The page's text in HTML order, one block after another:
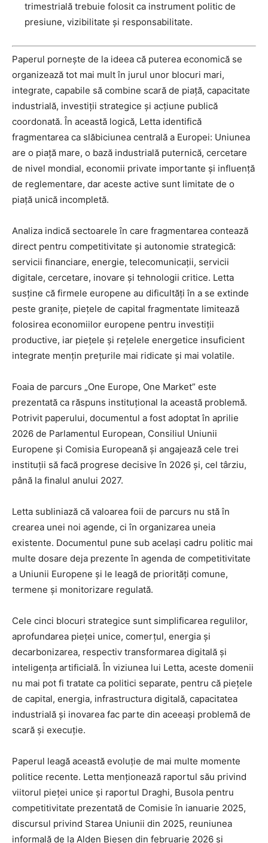
trimestrială trebuie folosit ca instrument politic de
presiune, vizibilitate și responsabilitate.
Paperul pornește de la ideea că puterea economică se
organizează tot mai mult în jurul unor blocuri mari,
integrate, capabile să combine scară de piață, capacitate
industrială, investiții strategice și acțiune publică
coordonată. În această logică, Letta identifică
fragmentarea ca slăbiciunea centrală a Europei: Uniunea
are o piață mare, o bază industrială puternică, cercetare
de nivel mondial, economii private importante și influență
de reglementare, dar aceste active sunt limitate de o
piață unică incompletă.
Analiza indică sectoarele în care fragmentarea contează
direct pentru competitivitate și autonomie strategică:
servicii financiare, energie, telecomunicații, servicii
digitale, cercetare, inovare și tehnologii critice. Letta
susține că firmele europene au dificultăți în a se extinde
peste granițe, piețele de capital fragmentate limitează
folosirea economiilor europene pentru investiții
productive, iar piețele și rețelele energetice insuficient
integrate mențin prețurile mai ridicate și mai volatile.
Foaia de parcurs „One Europe, One Market” este
prezentată ca răspuns instituțional la această problemă.
Potrivit paperului, documentul a fost adoptat în aprilie
2026 de Parlamentul European, Consiliul Uniunii
Europene și Comisia Europeană și angajează cele trei
instituții să facă progrese decisive în 2026 și, cel târziu,
până la finalul anului 2027.
Letta subliniază că valoarea foii de parcurs nu stă în
crearea unei noi agende, ci în organizarea uneia
existente. Documentul pune sub același cadru politic mai
multe dosare deja prezente în agenda de competitivitate
a Uniunii Europene și le leagă de priorități comune,
termene și monitorizare regulată.
Cele cinci blocuri strategice sunt simplificarea regulilor,
aprofundarea pieței unice, comerțul, energia și
decarbonizarea, respectiv transformarea digitală și
inteligența artificială. În viziunea lui Letta, aceste domenii
nu mai pot fi tratate ca politici separate, pentru că piețele
de capital, energia, infrastructura digitală, capacitatea
industrială și inovarea fac parte din aceeași problemă de
scară și execuție.
Paperul leagă această evoluție de mai multe momente
politice recente. Letta menționează raportul său privind
viitorul pieței unice și raportul Draghi, Busola pentru
competitivitate prezentată de Comisie în ianuarie 2025,
discursul privind Starea Uniunii din 2025, reuniunea
informală de la Alden Biesen din februarie 2026 și